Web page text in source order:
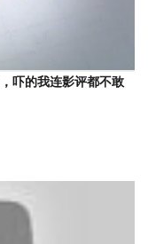
吓的我连影评都不敢